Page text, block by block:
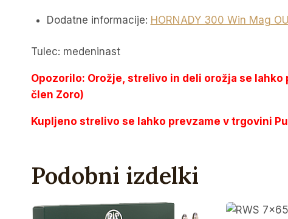
Dodatne informacije: HORNADY 300 Win Mag
Tulec: medeninast
Opozorilo: Orožje, strelivo in deli orožja se
člen Zoro)
Kupljeno strelivo se lahko prevzame v trgovini
Podobni izdelki